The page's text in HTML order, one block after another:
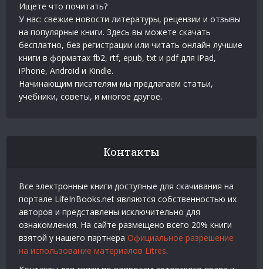
Ищете что почитать?
У нас: свежие новости литературы, рецензии и отзывы
на популярные книги. Здесь вы можете скачать
бесплатно, без регистрации или читать онлайн лучшие
книги в форматах fb2, rtf, epub, txt и pdf для iPad,
iPhone, Android и Kindle.
Начинающим писателям мы предлагаем статьи,
учебники, советы, и многое другое.
Контакты
Все электронные книги доступные для скачивания на
портале LifeInBooks.net являются собственностью их
авторов и представлены исключительно для
ознакомления. На сайте размещено всего 20% книги
взятой у нашего партнера Официальное разрешение
на использование материалов Litres.